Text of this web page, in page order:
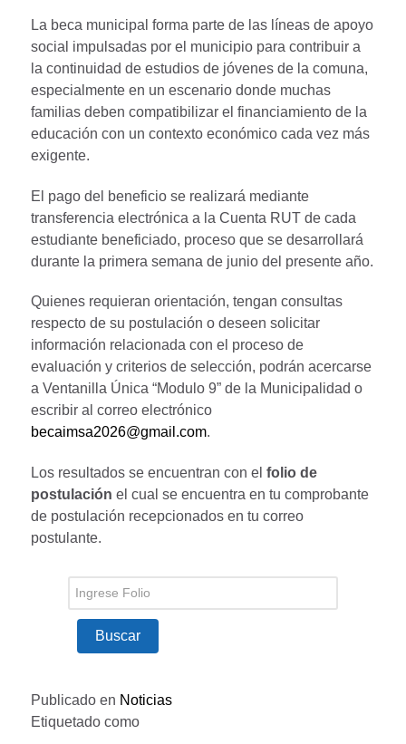
La beca municipal forma parte de las líneas de apoyo
social impulsadas por el municipio para contribuir a
la continuidad de estudios de jóvenes de la comuna,
especialmente en un escenario donde muchas
familias deben compatibilizar el financiamiento de la
educación con un contexto económico cada vez más
exigente.
El pago del beneficio se realizará mediante
transferencia electrónica a la Cuenta RUT de cada
estudiante beneficiado, proceso que se desarrollará
durante la primera semana de junio del presente año.
Quienes requieran orientación, tengan consultas
respecto de su postulación o deseen solicitar
información relacionada con el proceso de
evaluación y criterios de selección, podrán acercarse
a Ventanilla Única “Modulo 9” de la Municipalidad o
escribir al correo electrónico
becaimsa2026@gmail.com.
Los resultados se encuentran con el folio de
postulación el cual se encuentra en tu comprobante
de postulación recepcionados en tu correo
postulante.
Buscar
Publicado en Noticias
Etiquetado como